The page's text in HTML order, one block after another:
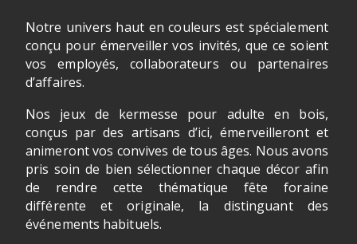
Notre univers haut en couleurs est spécialement
conçu pour émerveiller vos invités, que ce soient
vos employés, collaborateurs ou partenaires
d’affaires.
Nos jeux de kermesse pour adulte en bois,
conçus par des artisans d’ici, émerveilleront et
animeront vos convives de tous âges. Nous avons
pris soin de bien sélectionner chaque décor afin
de rendre cette thématique fête foraine
différente et originale, la distinguant des
événements habituels.